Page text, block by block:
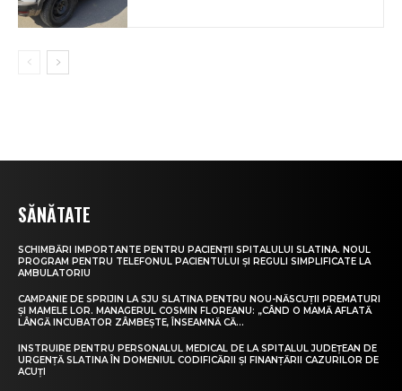
SĂNĂTATE
SCHIMBĂRI IMPORTANTE PENTRU PACIENȚII SPITALULUI SLATINA. NOUL
PROGRAM PENTRU TELEFONUL PACIENTULUI ȘI REGULI SIMPLIFICATE LA
AMBULATORIU
CAMPANIE DE SPRIJIN LA SJU SLATINA PENTRU NOU-NĂSCUȚII PREMATURI
ȘI MAMELE LOR. MANAGERUL COSMIN FLOREANU: „CÂND O MAMĂ AFLATĂ
LÂNGĂ INCUBATOR ZÂMBEȘTE, ÎNSEAMNĂ CĂ...
INSTRUIRE PENTRU PERSONALUL MEDICAL DE LA SPITALUL JUDEȚEAN DE
URGENȚĂ SLATINA ÎN DOMENIUL CODIFICĂRII ȘI FINANȚĂRII CAZURILOR DE
ACUȚI